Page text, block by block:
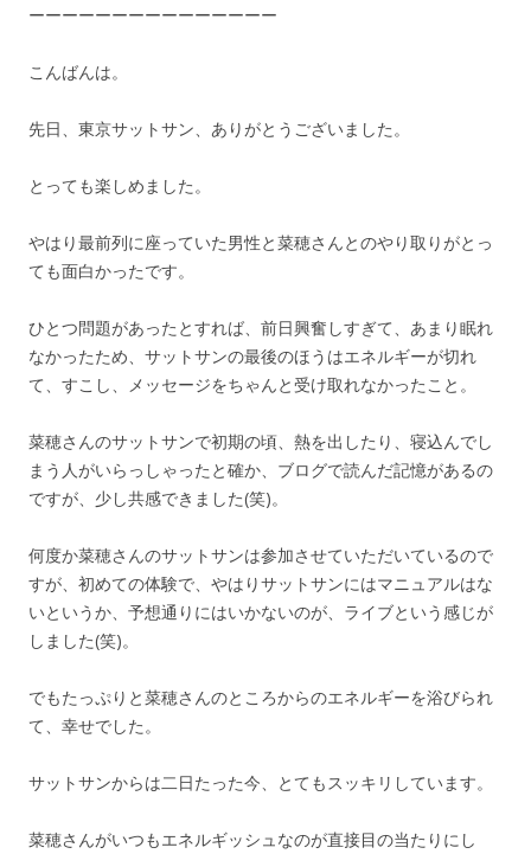
ーーーーーーーーーーーーーーー
こんばんは。
先日、東京サットサン、ありがとうございました。
とっても楽しめました。
やはり最前列に座っていた男性と菜穂さんとのやり取りがとっ
ても面白かったです。
ひとつ問題があったとすれば、前日興奮しすぎて、あまり眠れ
なかったため、サットサンの最後のほうはエネルギーが切れ
て、すこし、メッセージをちゃんと受け取れなかったこと。
菜穂さんのサットサンで初期の頃、熱を出したり、寝込んでし
まう人がいらっしゃったと確か、ブログで読んだ記憶があるの
ですが、少し共感できました(笑)。
何度か菜穂さんのサットサンは参加させていただいているので
すが、初めての体験で、やはりサットサンにはマニュアルはな
いというか、予想通りにはいかないのが、ライブという感じが
しました(笑)。
でもたっぷりと菜穂さんのところからのエネルギーを浴びられ
て、幸せでした。
サットサンからは二日たった今、とてもスッキリしています。
菜穂さんがいつもエネルギッシュなのが直接目の当たりにし